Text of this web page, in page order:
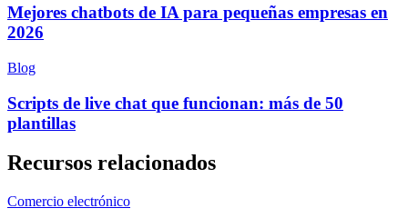
Mejores chatbots de IA para pequeñas empresas en
2026
Blog
Scripts de live chat que funcionan: más de 50
plantillas
Recursos relacionados
Comercio electrónico